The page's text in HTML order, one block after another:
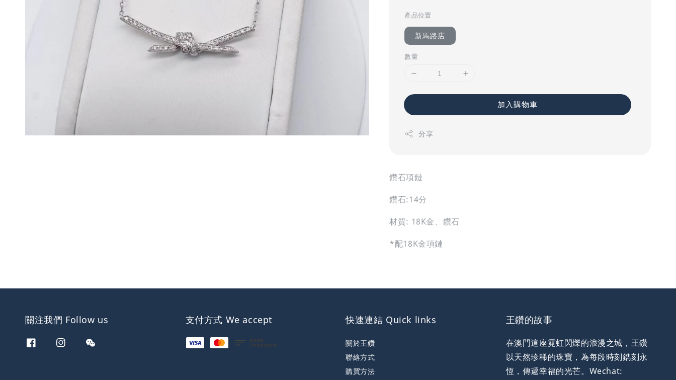
產品位置
新馬路店
數量
加入購物車
分享
鑽石項鏈
鑽石:14分
材質: 18K金、鑽石
*配18K金項鏈
關注我們 Follow us 支付方式 We accept 快速連結 Quick links
關於王鑽
聯絡方式
購買方法
王鑽的故事
在澳門這座霓虹閃爍的浪漫之城，王鑽
以天然珍稀的珠寶，為每段時刻鐫刻永
恆，傳遞幸福的光芒。Wechat: